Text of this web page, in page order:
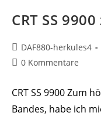
CRT SS
Beitrags-
Autor:
DAF880-herkules4
Beitrags-
0 Kommentare
CRT SS 9900 Zum
Bandes, habe ich